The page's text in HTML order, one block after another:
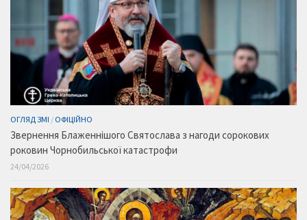
ОГЛЯД ЗМІ / ОФІЦІЙНО
Звернення Блаженнішого Святослава з нагоди сорокових
роковин Чорнобильської катастрофи
24/04/2026